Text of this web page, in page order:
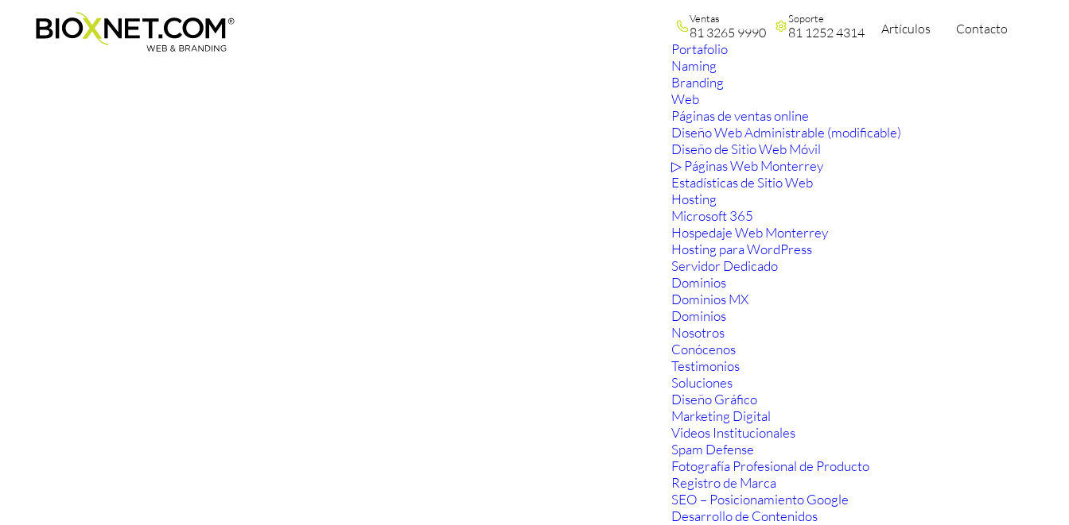
Ventas
81 3265 9990
Soporte
81 1252 4314 Artículos Contacto
Portafolio
Naming
Branding
Web
Páginas de ventas online
Diseño Web Administrable (modificable)
Diseño de Sitio Web Móvil
▷ Páginas Web Monterrey
Estadísticas de Sitio Web
Hosting
Microsoft 365
Hospedaje Web Monterrey
Hosting para WordPress
Servidor Dedicado
Dominios
Dominios MX
Dominios
Nosotros
Conócenos
Testimonios
Soluciones
Diseño Gráfico
Marketing Digital
Videos Institucionales
Spam Defense
Fotografía Profesional de Producto
Registro de Marca
SEO – Posicionamiento Google
Desarrollo de Contenidos